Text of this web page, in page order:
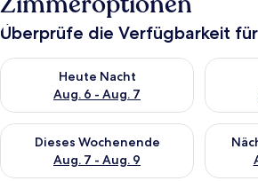
Überprüfe die Verfügbarkeit
Heute Nacht
Aug. 6 - Aug. 7
Überprüfe die Verfügbarkeit für heute
Dieses Wochenende
Aug. 7 - Aug. 9
Überprüfe die Verfügbarkeit für dieses